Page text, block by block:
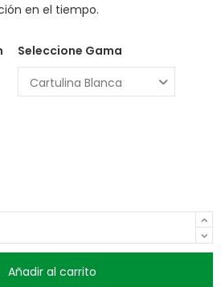
en el tiempo.
Seleccione Gama
Añadir al carrito